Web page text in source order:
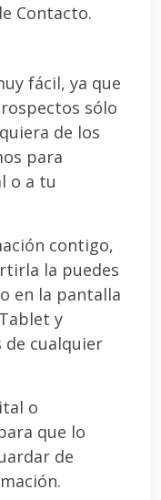
Contacto.
fácil, ya que
sólo
de los
para
o a tu
contigo,
la puedes
en la pantalla
y
de cualquier
o
que lo
de